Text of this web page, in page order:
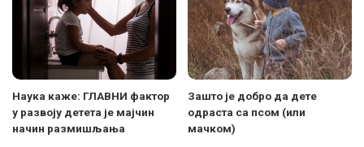
Наука каже: ГЛАВНИ фактор
у развоју детета је мајчин
начин размишљања
Зашто је добро да дете
одраста са псом (или
мачком)